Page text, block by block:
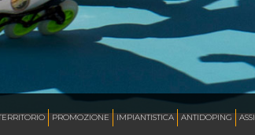
PROMOZIONE IMPIANTISTICA ANTIDOPING